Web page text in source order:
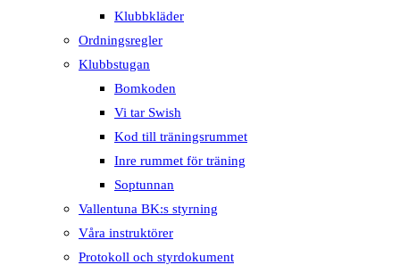
Klubbkläder
Ordningsregler
Klubbstugan
Bomkoden
Vi tar Swish
Kod till träningsrummet
Inre rummet för träning
Soptunnan
Vallentuna BK:s styrning
Våra instruktörer
Protokoll och styrdokument